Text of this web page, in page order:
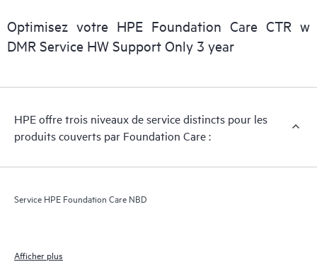
Optimisez votre HPE Foundation Care CTR w
DMR Service HW Support Only 3 year
HPE offre trois niveaux de service distincts pour les
produits couverts par Foundation Care :
Service HPE Foundation Care NBD
Afficher plus